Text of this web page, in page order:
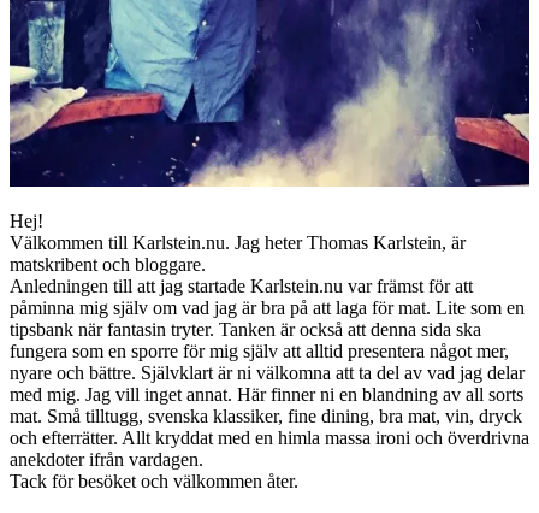
Hej!
Välkommen till Karlstein.nu. Jag heter Thomas Karlstein, är
matskribent och bloggare.
Anledningen till att jag startade Karlstein.nu var främst för att
påminna mig själv om vad jag är bra på att laga för mat. Lite som en
tipsbank när fantasin tryter. Tanken är också att denna sida ska
fungera som en sporre för mig själv att alltid presentera något mer,
nyare och bättre. Självklart är ni välkomna att ta del av vad jag delar
med mig. Jag vill inget annat. Här finner ni en blandning av all sorts
mat. Små tilltugg, svenska klassiker, fine dining, bra mat, vin, dryck
och efterrätter. Allt kryddat med en himla massa ironi och överdrivna
anekdoter ifrån vardagen.
Tack för besöket och välkommen åter.